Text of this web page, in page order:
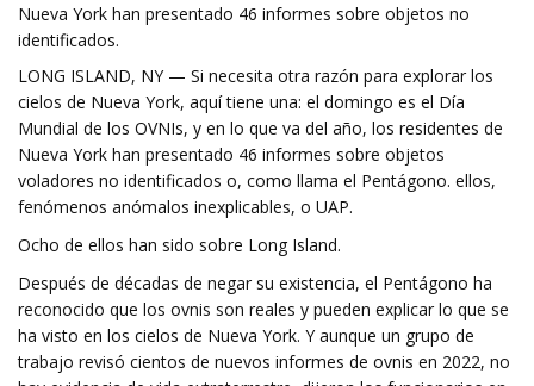
Nueva York han presentado 46 informes sobre objetos no
identificados.
LONG ISLAND, NY — Si necesita otra razón para explorar los
cielos de Nueva York, aquí tiene una: el domingo es el Día
Mundial de los OVNIs, y en lo que va del año, los residentes de
Nueva York han presentado 46 informes sobre objetos
voladores no identificados o, como llama el Pentágono. ellos,
fenómenos anómalos inexplicables, o UAP.
Ocho de ellos han sido sobre Long Island.
Después de décadas de negar su existencia, el Pentágono ha
reconocido que los ovnis son reales y pueden explicar lo que se
ha visto en los cielos de Nueva York. Y aunque un grupo de
trabajo revisó cientos de nuevos informes de ovnis en 2022, no